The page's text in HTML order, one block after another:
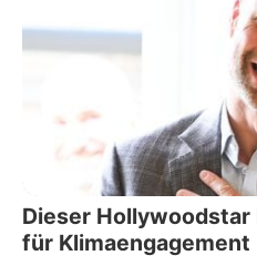
Dieser
für Klimaengagement